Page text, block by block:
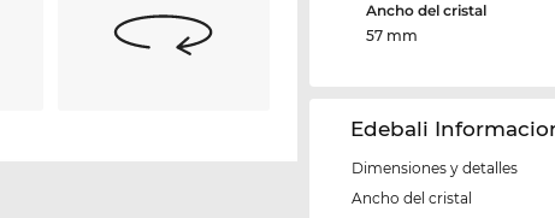
Ancho del cristal
57 mm
Edebali
Dimensiones y detalles
Ancho del cristal